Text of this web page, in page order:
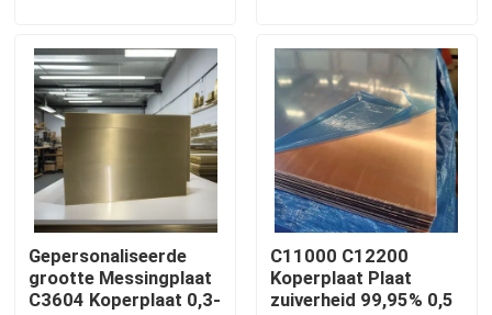
Videos
Ongeveer ons
Fabrieksreis
Kwaliteitscontrole
Gepersonaliseerde
grootte Messingplaat
C3604 Koperplaat 0,3-
C11000 C12200
Koperplaat Plaat
zuiverheid 99,95% 0,5